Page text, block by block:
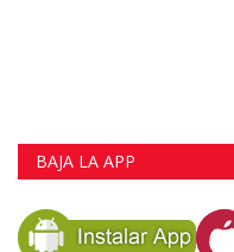
BAJA LA APP